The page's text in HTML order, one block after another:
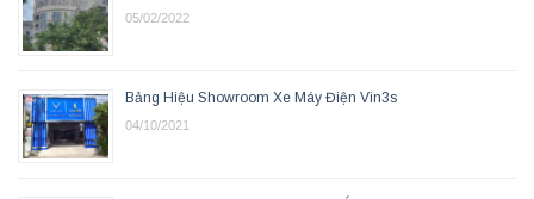
05/02/2022
Bảng Hiệu Showroom Xe Máy Điện Vin3s
04/10/2021